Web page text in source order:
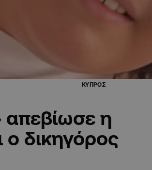
ΚΥΠΡΟΣ
απεβίωσε η
ο δικηγόρος